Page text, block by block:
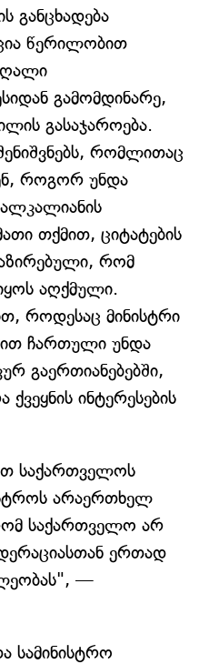
განცხადება
წერილობით
გამომდინარე,
გასაჯაროება.
რომლითაც
როგორ უნდა
თქმით, ციტატების
რომ
აღქმული.
როდესაც მინისტრი
ჩართული უნდა
გაერთიანებებში,
ქვეყნის ინტერესების
საქართველოს
არაერთხელ
საქართველო არ
ერთად
—
სამინისტრო